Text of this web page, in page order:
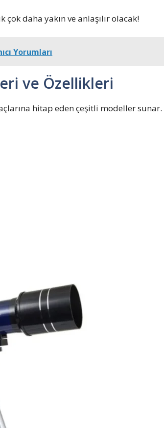
çok daha yakın ve anlaşılır olacak!
Yorumları
ve Özellikleri
hitap eden çeşitli modeller sunar.